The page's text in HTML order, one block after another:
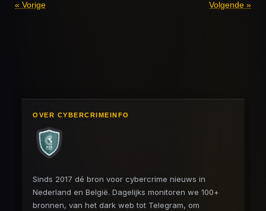
« Vorige Volgende »
OVER CYBERCRIMEINFO
Sinds 2017 dé bron voor cybercrime nieuws in
Nederland en België. Dagelijks monitoren we 100+
bronnen, van het dark web tot Telegram, om